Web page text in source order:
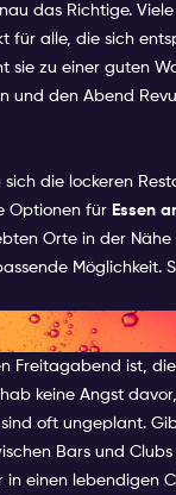
das Richtige.
für alle, die sich
sie zu einer guten
und den Abend
sich die lockeren
Optionen für Essen
Orte in der
Möglichkeit.
Freitagabend ist,
keine Angst
oft ungeplant.
Bars und
einen lebendigen